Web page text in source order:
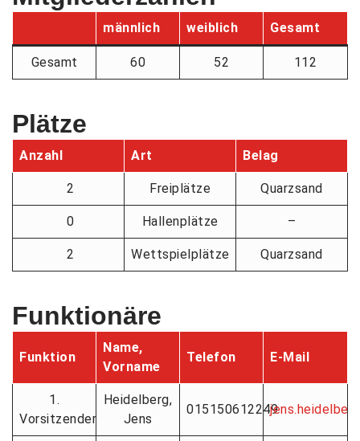
männlich weiblich Gesamt
Gesamt 60 52 112
Plätze
Anzahl Art Belag
2 Freiplätze Quarzsand
0 Hallenplätze –
2 Wettspielplätze Quarzsand
Funktionäre
Funktion
Name,
Vorname
Telefon E-Mail
1.
Vorsitzender
Heidelberg,
Jens
015150612249